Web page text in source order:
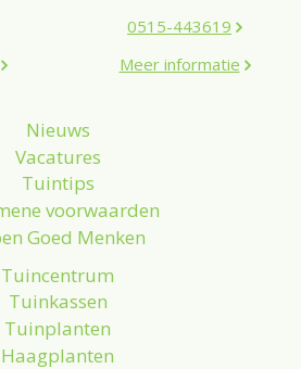
0515-443619
Meer informatie
Nieuws
Vacatures
Tuintips
voorwaarden
Goed Menken
Tuincentrum
Tuinkassen
Tuinplanten
Haagplanten